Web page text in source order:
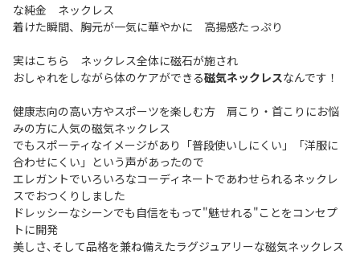
な純金 ネックレス
着けた瞬間、胸元が一気に華やかに 高揚感たっぷり
実はこちら ネックレス全体に磁石が施され
おしゃれをしながら体のケアができる磁気ネックレスなんです！
健康志向の高い方やスポーツを楽しむ方 肩こり・首こりにお悩
みの方に人気の磁気ネックレス
でもスポーティなイメージがあり「普段使いしにくい」「洋服に
合わせにくい」という声があったので
エレガントでいろいろなコーディネートであわせられるネックレ
スでおつくりしました
ドレッシーなシーンでも自信をもって"魅せれる"ことをコンセプ
トに開発
美しさ､そして品格を兼ね備えたラグジュアリーな磁気ネックレス